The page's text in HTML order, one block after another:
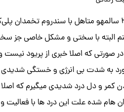
البته با سختی و مشکل خاصی جز
صورتی که اصلا خبری از پریود
به شدت بی انرژی و خستگی شدیدی
هام شده علت این درد ها با